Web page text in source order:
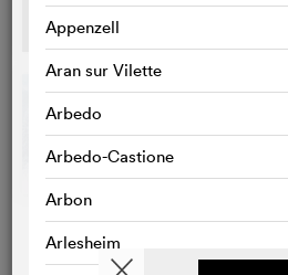
Appenzell
Aran sur Vilette
Arbedo
Arbedo-Castione
Arbon
Arlesheim